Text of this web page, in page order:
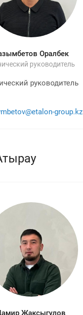
Оралбек
руководитель
руководитель
group.kz
Жаксыгулов